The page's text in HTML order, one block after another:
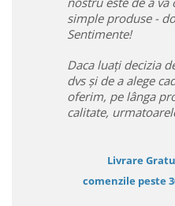
simple produse -
Sentimente!
Daca luați decizia
dvs și de a alege
oferim, pe lânga
calitate,
Livrare
comenzile peste